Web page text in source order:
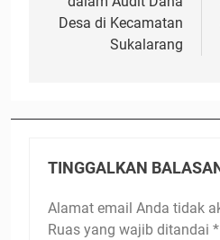
Desa di Kecamatan
Sukalarang
TINGGALKAN BALASAN
Alamat email Anda tidak
Ruas yang wajib ditandai *